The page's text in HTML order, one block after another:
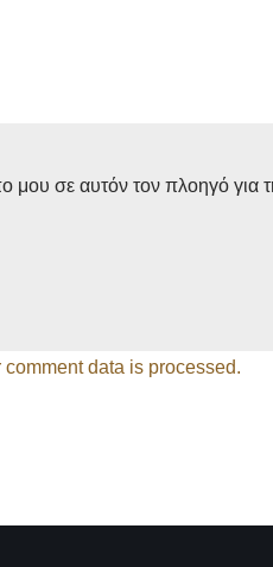
μου σε αυτόν τον πλοηγό για
comment data is processed.